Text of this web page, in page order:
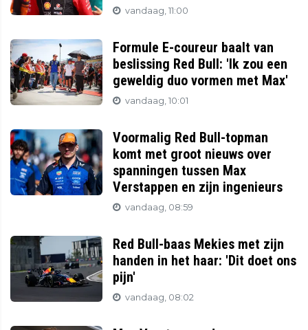
vandaag, 11:00
Formule E-coureur baalt van
beslissing Red Bull: 'Ik zou een
geweldig duo vormen met Max'
vandaag, 10:01
Voormalig Red Bull-topman
komt met groot nieuws over
spanningen tussen Max
Verstappen en zijn ingenieurs
vandaag, 08:59
Red Bull-baas Mekies met zijn
handen in het haar: 'Dit doet ons
pijn'
vandaag, 08:02